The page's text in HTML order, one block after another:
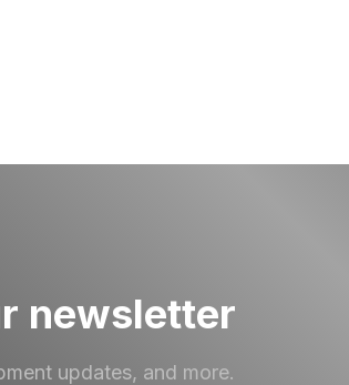
newsletter
updates, and more.